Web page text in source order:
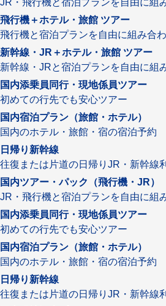
JR・飛行機と宿泊プランを自由に組
飛行機＋ホテル・旅館 ツアー
飛行機と宿泊プランを自由に組み合
新幹線・JR＋ホテル・旅館 ツアー
新幹線・JRと宿泊プランを自由に組
国内添乗員同行・現地係員ツアー
初めての行先でも安心ツアー
国内宿泊プラン（旅館・ホテル）
国内のホテル・旅館・宿の宿泊予約
日帰り新幹線
往復または片道の日帰りJR・新幹線
国内ツアー・パック（飛行機・JR）
JR・飛行機と宿泊プランを自由に組
国内添乗員同行・現地係員ツアー
初めての行先でも安心ツアー
国内宿泊プラン（旅館・ホテル）
国内のホテル・旅館・宿の宿泊予約
日帰り新幹線
往復または片道の日帰りJR・新幹線